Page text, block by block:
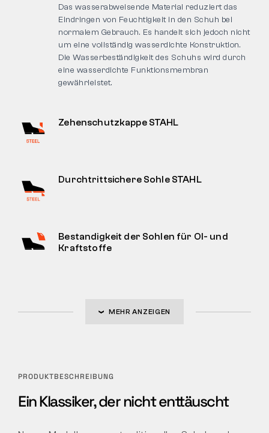
Das wasserabweisende Material reduziert das
Eindringen von Feuchtigkeit in den Schuh bei
normalem Gebrauch. Es handelt sich jedoch nicht
um eine vollständig wasserdichte Konstruktion.
Die Wasserbeständigkeit des Schuhs wird durch
eine wasserdichte Funktionsmembran
gewährleistet.
Zehenschutzkappe STAHL
Durchtrittsichere Sohle STAHL
Bestandigkeit der Sohlen für Ol- und
Kraftstoffe
MEHR ANZEIGEN
PRODUKTBESCHREIBUNG
Ein Klassiker, der nicht enttäuscht